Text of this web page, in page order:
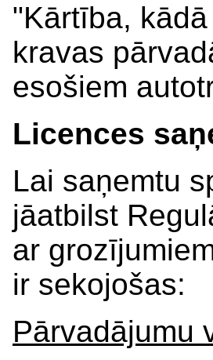
"Kārtība,
kravas
esošiem
Licences
Lai saņemtu
jāatbilst
ar
ir sekojošas:
Pārvadājumu